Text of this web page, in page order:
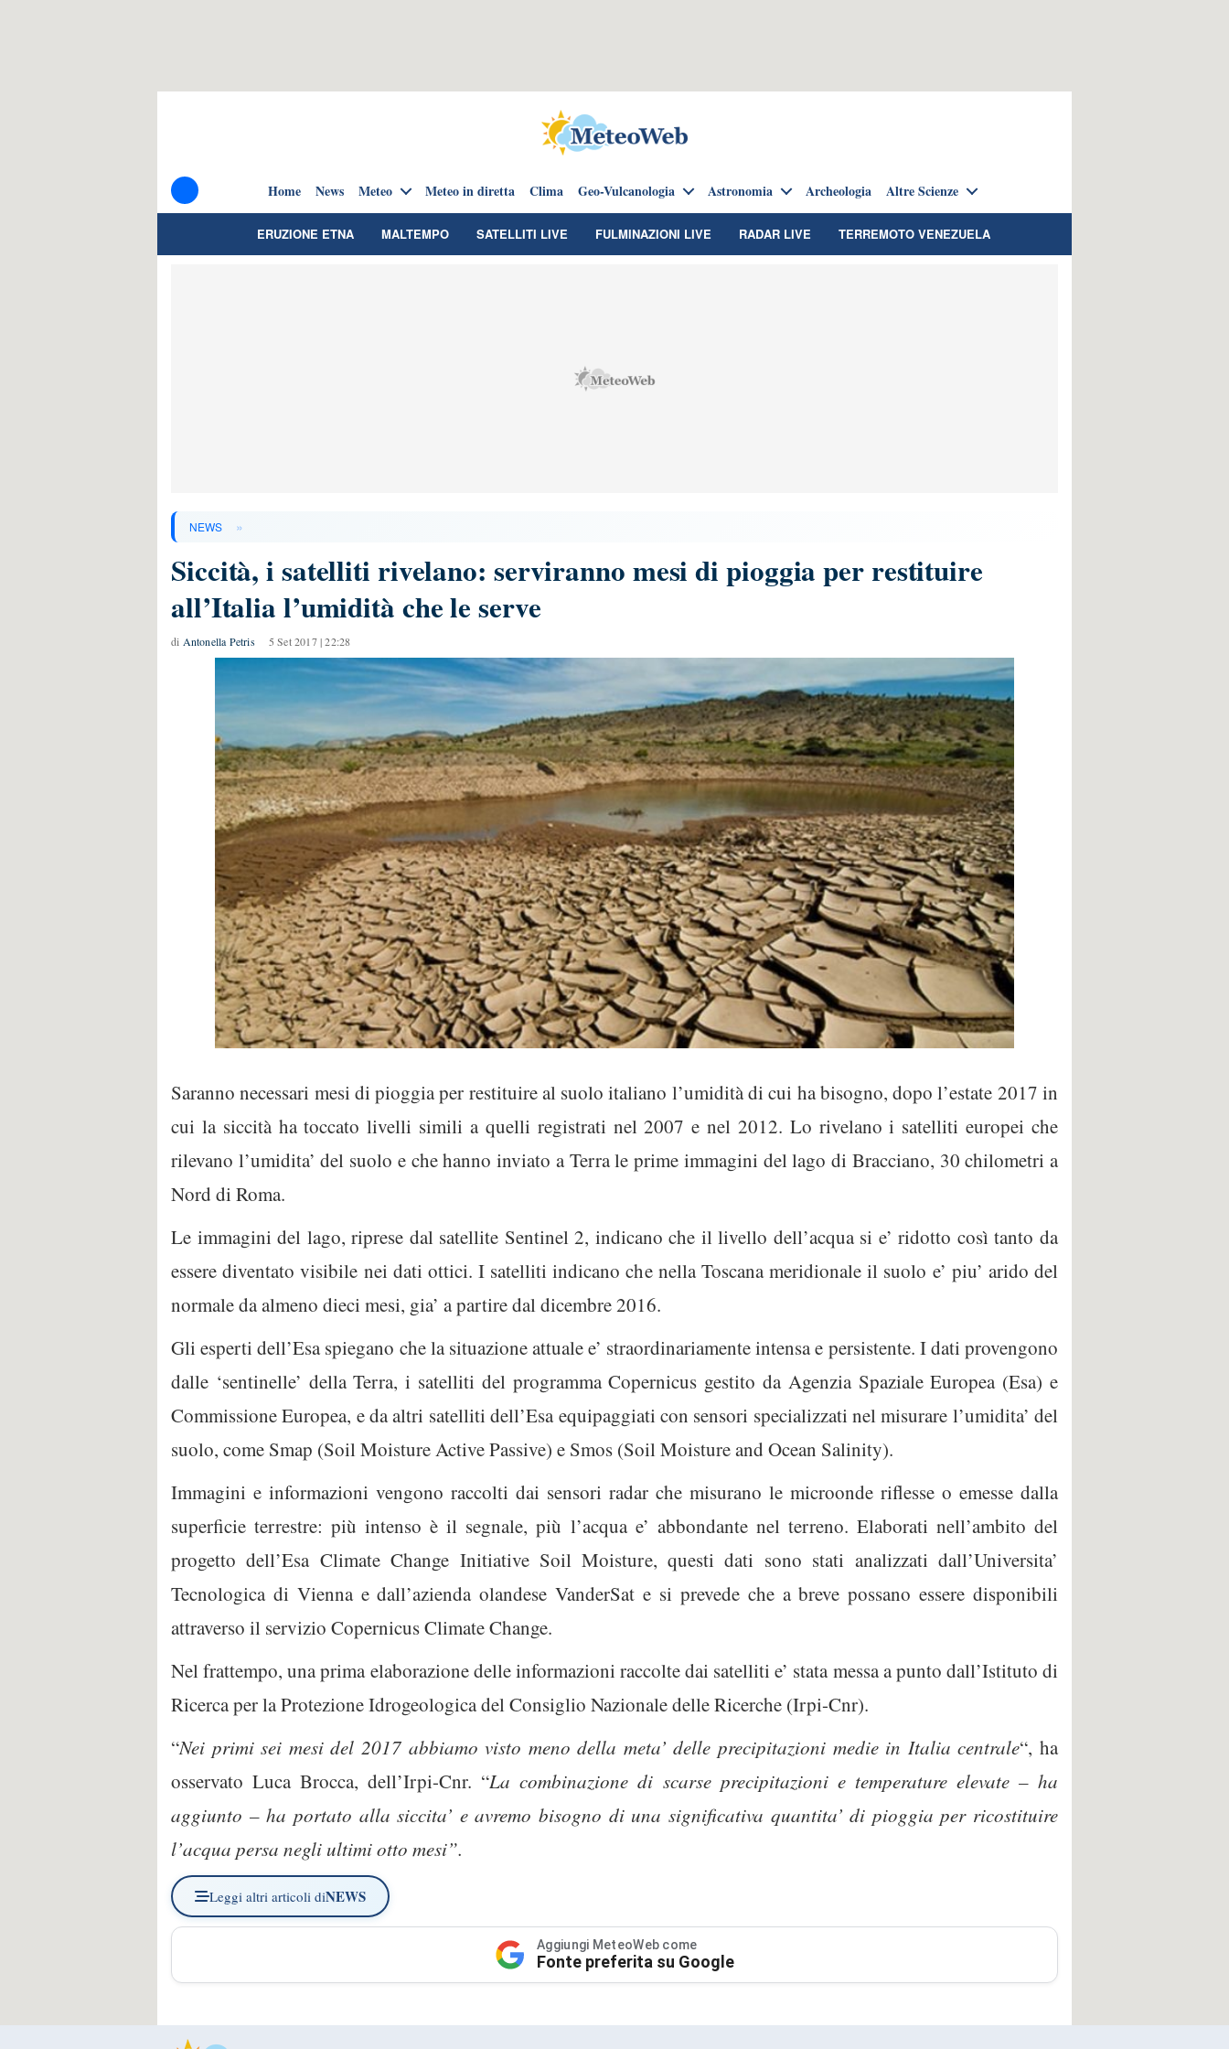
Home News Meteo Meteo in diretta Clima Geo-Vulcanologia Astronomia Archeologia Altre Scienze
ERUZIONE ETNA MALTEMPO SATELLITI LIVE FULMINAZIONI LIVE RADAR LIVE TERREMOTO VENEZUELA
NEWS »
Siccità, i satelliti rivelano: serviranno mesi di pioggia per restituire
all’Italia l’umidità che le serve
di Antonella Petris 5 Set 2017 | 22:28
Saranno necessari mesi di pioggia per restituire al suolo italiano l’umidità di cui ha bisogno, dopo l’estate 2017 in
cui la siccità ha toccato livelli simili a quelli registrati nel 2007 e nel 2012. Lo rivelano i satelliti europei che
rilevano l’umidita’ del suolo e che hanno inviato a Terra le prime immagini del lago di Bracciano, 30 chilometri a
Nord di Roma.
Le immagini del lago, riprese dal satellite Sentinel 2, indicano che il livello dell’acqua si e’ ridotto così tanto da
essere diventato visibile nei dati ottici. I satelliti indicano che nella Toscana meridionale il suolo e’ piu’ arido del
normale da almeno dieci mesi, gia’ a partire dal dicembre 2016.
Gli esperti dell’Esa spiegano che la situazione attuale e’ straordinariamente intensa e persistente. I dati provengono
dalle ‘sentinelle’ della Terra, i satelliti del programma Copernicus gestito da Agenzia Spaziale Europea (Esa) e
Commissione Europea, e da altri satelliti dell’Esa equipaggiati con sensori specializzati nel misurare l’umidita’ del
suolo, come Smap (Soil Moisture Active Passive) e Smos (Soil Moisture and Ocean Salinity).
Immagini e informazioni vengono raccolti dai sensori radar che misurano le microonde riflesse o emesse dalla
superficie terrestre: più intenso è il segnale, più l’acqua e’ abbondante nel terreno. Elaborati nell’ambito del
progetto dell’Esa Climate Change Initiative Soil Moisture, questi dati sono stati analizzati dall’Universita’
Tecnologica di Vienna e dall’azienda olandese VanderSat e si prevede che a breve possano essere disponibili
attraverso il servizio Copernicus Climate Change.
Nel frattempo, una prima elaborazione delle informazioni raccolte dai satelliti e’ stata messa a punto dall’Istituto di
Ricerca per la Protezione Idrogeologica del Consiglio Nazionale delle Ricerche (Irpi-Cnr).
“Nei primi sei mesi del 2017 abbiamo visto meno della meta’ delle precipitazioni medie in Italia centrale“, ha
osservato Luca Brocca, dell’Irpi-Cnr. “La combinazione di scarse precipitazioni e temperature elevate – ha
aggiunto – ha portato alla siccita’ e avremo bisogno di una significativa quantita’ di pioggia per ricostituire
l’acqua persa negli ultimi otto mesi”.
Leggi altri articoli diNEWS
Aggiungi MeteoWeb come
Fonte preferita su Google